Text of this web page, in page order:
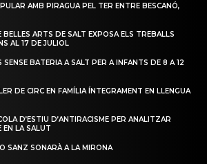
AMB PIRAGUA PEL TER ENTRE BESCANÓ,
BELLES ARTS DE SALT EXPOSA ELS TREBALLS
AL 17 DE JULIOL
SENSE BATERIA A SALT PER A INFANTS DE 8 A 12
DE CIRC EN FAMÍLIA ÍNTEGRAMENT EN LLENGUA
D’ESTIU D’ANTIRACISME PER ANALITZAR
EN LA SALUT
SANZ SONARÀ A LA MIRONA